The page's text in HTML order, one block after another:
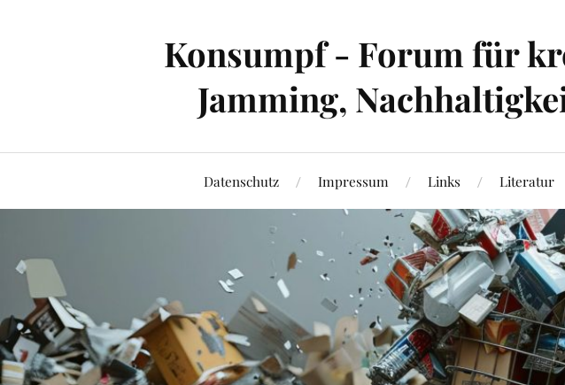
Konsumpf - Forum für
Jamming,
Datenschutz Impressum Links Literatur